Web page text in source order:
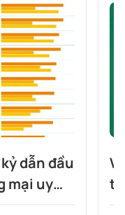
dẫn đầu
mại uy